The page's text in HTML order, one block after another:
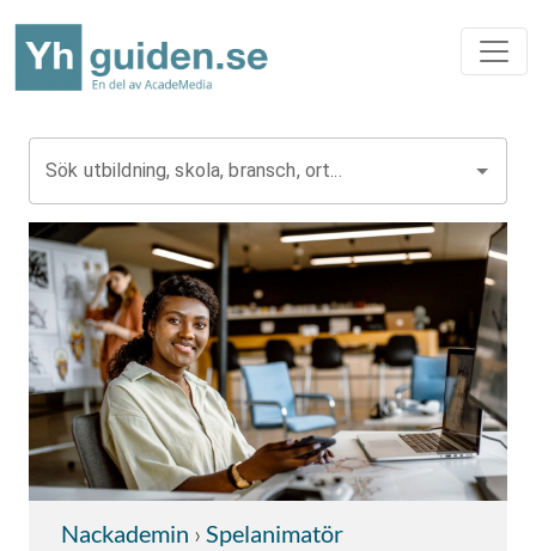
Sök utbildning, skola, bransch, ort...
Nackademin › Spelanimatör